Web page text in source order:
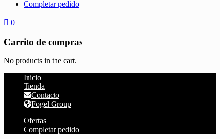
Completar pedido
0
Carrito de compras
No products in the cart.
Inicio
Tienda
Contacto
Fogel Group
Ofertas
Completar pedido